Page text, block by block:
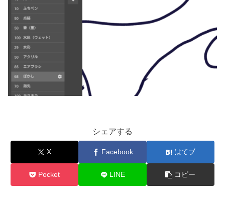
シェアする
X Facebook はてブ
Pocket LINE コピー